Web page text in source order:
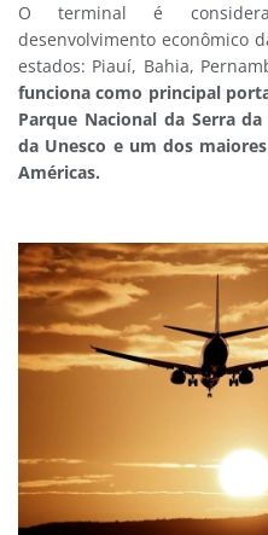
O terminal é
desenvolvimento econômico
estados: Piauí, Bahia,
funciona como principal
Parque Nacional da Serra
da Unesco e um dos
Américas.